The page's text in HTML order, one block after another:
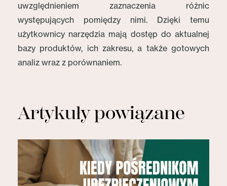
uwzględnieniem zaznaczenia różnic
występujących pomiędzy nimi. Dzięki temu
użytkownicy narzędzia mają dostęp do aktualnej
bazy produktów, ich zakresu, a także gotowych
analiz wraz z porównaniem.
Artykuły powiązane